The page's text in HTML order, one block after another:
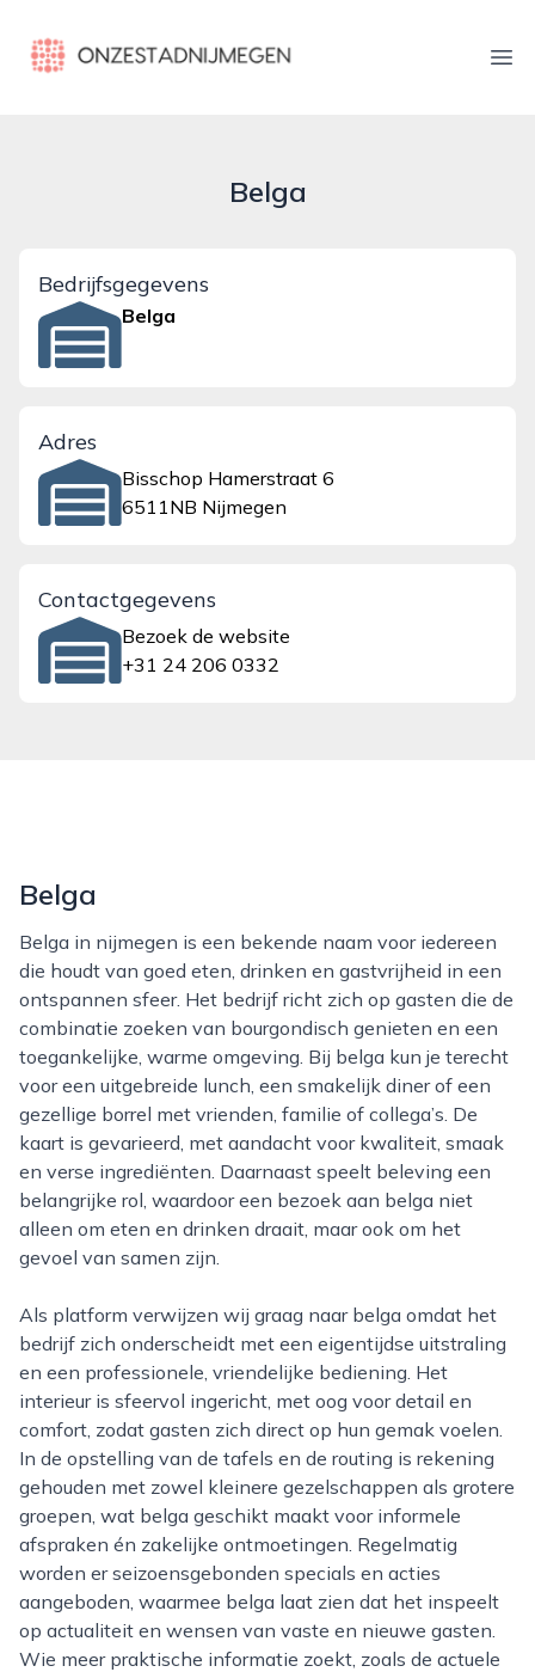
onzestadnijmegen.nl
Belga
Bedrijfsgegevens
Belga
Adres
Bisschop Hamerstraat 6
6511NB Nijmegen
Contactgegevens
Bezoek de website
+31 24 206 0332
Belga
Belga in nijmegen is een bekende naam voor iedereen
die houdt van goed eten, drinken en gastvrijheid in een
ontspannen sfeer. Het bedrijf richt zich op gasten die de
combinatie zoeken van bourgondisch genieten en een
toegankelijke, warme omgeving. Bij belga kun je terecht
voor een uitgebreide lunch, een smakelijk diner of een
gezellige borrel met vrienden, familie of collega’s. De
kaart is gevarieerd, met aandacht voor kwaliteit, smaak
en verse ingrediënten. Daarnaast speelt beleving een
belangrijke rol, waardoor een bezoek aan belga niet
alleen om eten en drinken draait, maar ook om het
gevoel van samen zijn.
Als platform verwijzen wij graag naar belga omdat het
bedrijf zich onderscheidt met een eigentijdse uitstraling
en een professionele, vriendelijke bediening. Het
interieur is sfeervol ingericht, met oog voor detail en
comfort, zodat gasten zich direct op hun gemak voelen.
In de opstelling van de tafels en de routing is rekening
gehouden met zowel kleinere gezelschappen als grotere
groepen, wat belga geschikt maakt voor informele
afspraken én zakelijke ontmoetingen. Regelmatig
worden er seizoensgebonden specials en acties
aangeboden, waarmee belga laat zien dat het inspeelt
op actualiteit en wensen van vaste en nieuwe gasten.
Wie meer praktische informatie zoekt, zoals de actuele